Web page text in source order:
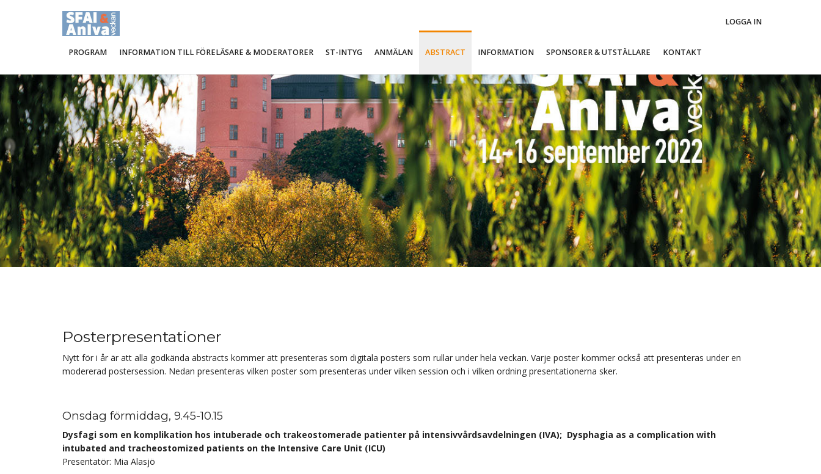
LOGGA IN
PROGRAM INFORMATION TILL FÖRELÄSARE & MODERATORER ST-INTYG ANMÄLAN ABSTRACT INFORMATION SPONSORER & UTSTÄLLARE KONTAKT
Posterpresentationer
Nytt för i år är att alla godkända abstracts kommer att presenteras som digitala posters som rullar under hela veckan. Varje poster kommer också att presenteras under en
modererad postersession. Nedan presenteras vilken poster som presenteras under vilken session och i vilken ordning presentationerna sker.
Onsdag förmiddag, 9.45-10.15
Dysfagi som en komplikation hos intuberade och trakeostomerade patienter på intensivvårdsavdelningen (IVA); Dysphagia as a complication with
intubated and tracheostomized patients on the Intensive Care Unit (ICU)
Presentatör: Mia Alasjö